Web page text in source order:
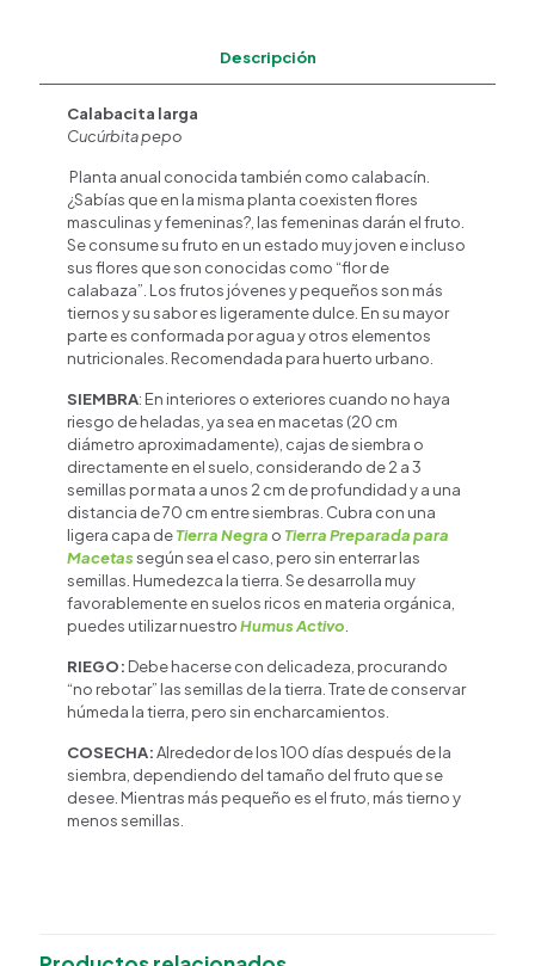
Descripción
Calabacita larga
Cucúrbita pepo
Planta anual conocida también como calabacín.
¿Sabías que en la misma planta coexisten flores
masculinas y femeninas?, las femeninas darán el fruto.
Se consume su fruto en un estado muy joven e incluso
sus flores que son conocidas como “flor de
calabaza”. Los frutos jóvenes y pequeños son más
tiernos y su sabor es ligeramente dulce. En su mayor
parte es conformada por agua y otros elementos
nutricionales. Recomendada para huerto urbano.
SIEMBRA: En interiores o exteriores cuando no haya
riesgo de heladas, ya sea en macetas (20 cm
diámetro aproximadamente), cajas de siembra o
directamente en el suelo, considerando de 2 a 3
semillas por mata a unos 2 cm de profundidad y a una
distancia de 70 cm entre siembras. Cubra con una
ligera capa deTierra Negra o Tierra Preparada para
Macetassegún sea el caso, pero sin enterrar las
semillas. Humedezca la tierra. Se desarrolla muy
favorablemente en suelos ricos en materia orgánica,
puedes utilizar nuestroHumus Activo
RIEGO: Debe hacerse con delicadeza, procurando
“no rebotar” las semillas de la tierra. Trate de conservar
húmeda la tierra, pero sin encharcamientos.
COSECHA:Alrededor de los 100 días después de la
siembra, dependiendo del tamaño del fruto que se
desee. Mientras más pequeño es el fruto, más tierno y
menos semillas.